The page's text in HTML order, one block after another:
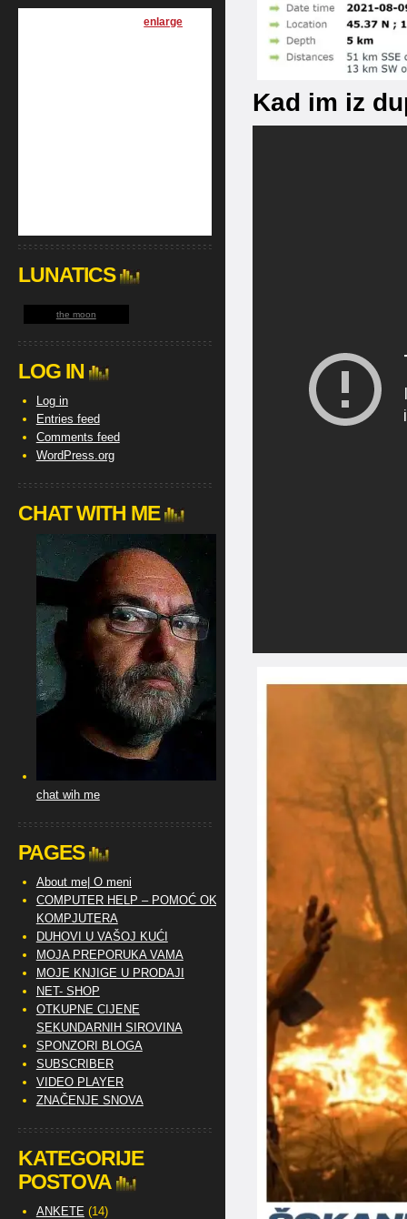
Kad im iz
[enlarge
LUNATICS
the moon
LOG IN
Log in
Entries feed
Comments feed
WordPress.org
CHAT WITH ME
chat wih me
PAGES
About me| O meni
COMPUTER HELP – POMOĆ OKO
KOMPJUTERA
DUHOVI U VAŠOJ KUĆI
MOJA PREPORUKA VAMA
MOJE KNJIGE U PRODAJI
NET- SHOP
OTKUPNE CIJENE
SEKUNDARNIH SIROVINA
SPONZORI BLOGA
SUBSCRIBER
VIDEO PLAYER
ZNAČENJE SNOVA
KATEGORIJE
POSTOVA
ANKETE (14)